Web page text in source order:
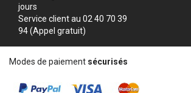
jours
Service client au 02 40 70 39
94 (Appel gratuit)
Modes de paiement sécurisés